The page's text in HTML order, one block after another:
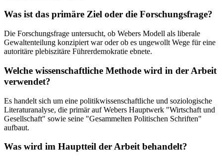
Was ist das primäre Ziel oder die Forschungsfrage?
Die Forschungsfrage untersucht, ob Webers Modell als liberale
Gewaltenteilung konzipiert war oder ob es ungewollt Wege für eine
autoritäre plebiszitäre Führerdemokratie ebnete.
Welche wissenschaftliche Methode wird in der Arbeit
verwendet?
Es handelt sich um eine politikwissenschaftliche und soziologische
Literaturanalyse, die primär auf Webers Hauptwerk "Wirtschaft und
Gesellschaft" sowie seine "Gesammelten Politischen Schriften"
aufbaut.
Was wird im Hauptteil der Arbeit behandelt?